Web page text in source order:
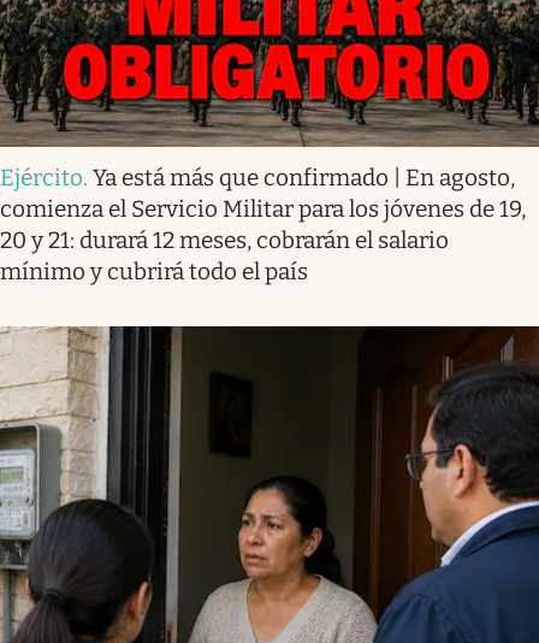
Ejército. Ya está más que confirmado | En agosto,
comienza el Servicio Militar para los jóvenes de 19,
20 y 21: durará 12 meses, cobrarán el salario
mínimo y cubrirá todo el país